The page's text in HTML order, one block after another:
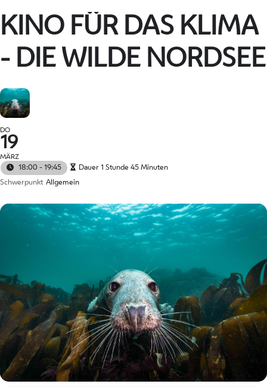
KINO FÜR DAS KLIMA
- DIE WILDE NORDSEE
DO
19
MÄRZ
18:00 - 19:45
Dauer 1 Stunde 45 Minuten
Schwerpunkt Allgemein